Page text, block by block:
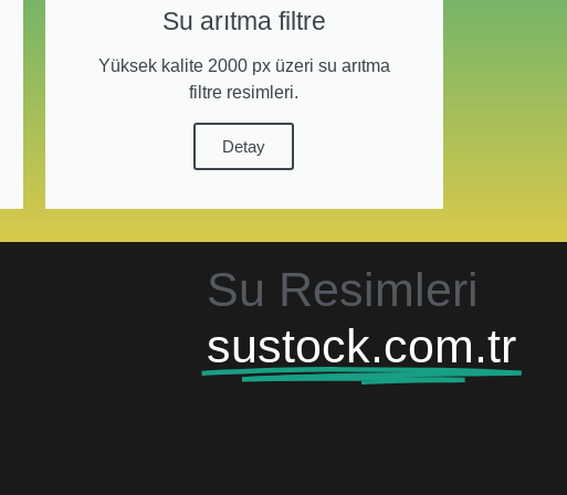
Su arıtma filtre
Yüksek kalite 2000 px üzeri su arıtma
filtre resimleri.
Detay
Su Resimleri
sustock.com.tr